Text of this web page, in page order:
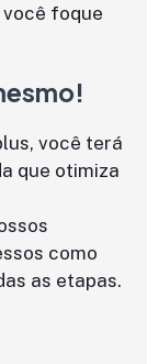
foque
você terá
que otimiza
como
as etapas.